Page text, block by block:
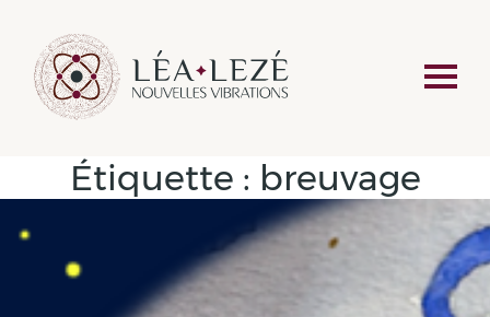
Étiquette : breuvage